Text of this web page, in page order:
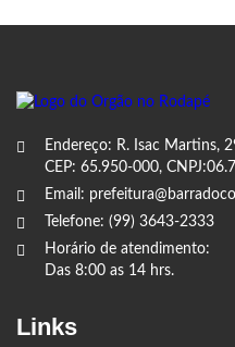
Endereço: R. Isac Martins,
CEP: 65.950-000,
Email:
Telefone: (99) 3643-2333
Horário de atendimento:
Das 8:00 as 14 hrs.
Links